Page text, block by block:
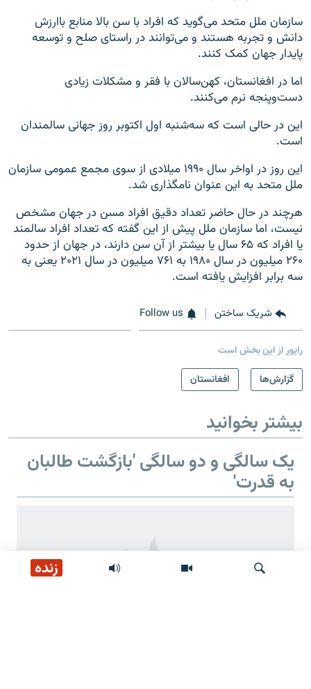
زنده
سازمان ملل متحد می‌گوید که افراد با سن بالا منابع باارزش
دانش و تجربه هستند و می‌توانند در راستای صلح و توسعه
پایدار جهان کمک کنند.
اما در افغانستان، کهن‌سالان با فقر و مشکلات زیادی
دست‌وپنجه نرم می‌کنند.
این در حالی است که سه‌شنبه اول اکتوبر روز جهانی سالمندان
است.
این روز در اواخر سال ۱۹۹۰ میلادی از سوی مجمع عمومی سازمان
ملل متحد به این عنوان نامگذاری شد.
هرچند در حال حاضر تعداد دقیق افراد مسن در جهان مشخص
نیست، اما سازمان ملل پیش از این گفته که تعداد افراد سالمند
یا افراد که ۶۵ سال یا بیشتر از آن سن دارند، در جهان از حدود
۲۶۰ میلیون در سال ۱۹۸۰ به ۷۶۱ میلیون در سال ۲۰۲۱ یعنی به
سه برابر افزایش یافته است.
شریک ساختن Follow us
راپور از این بخش است
گزارش‌ها
افغانستان
بیشتر بخوانید
یک سالگی و دو سالگی 'بازگشت طالبان
به قدرت'